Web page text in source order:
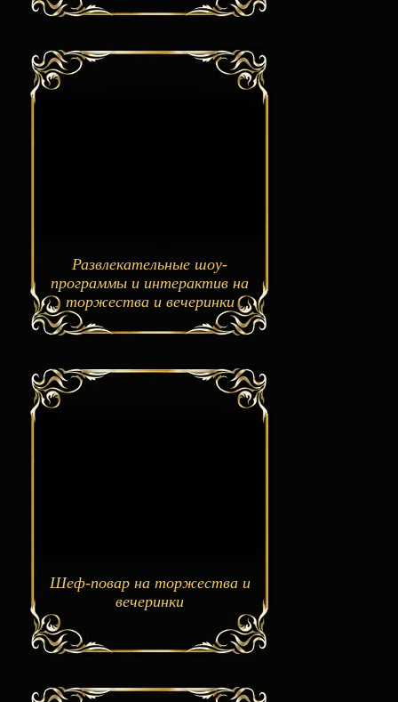
Развлекательные шоу-
программы и интерактив на
торжества и вечеринки
Шеф-повар на торжества и
вечеринки